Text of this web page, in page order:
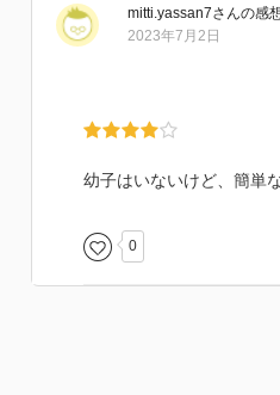
mitti.yassan7さんの感
2023年7月2日
幼子はいないけど、簡単
0